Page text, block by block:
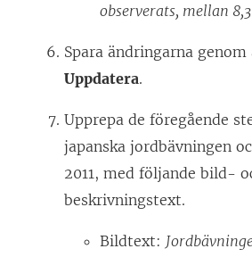
observerats, mellan
Spara ändringarna
Uppdatera.
Upprepa de föregående
japanska jordbävningen
2011, med följande bild-
beskrivningstext.
Bildtext: